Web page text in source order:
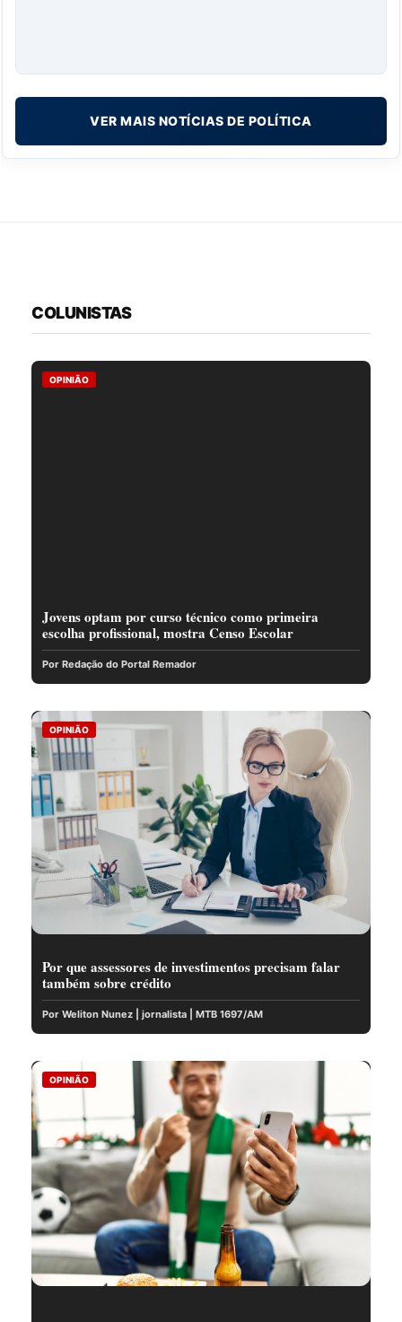
VER MAIS NOTÍCIAS DE POLÍTICA
COLUNISTAS
OPINIÃO
Jovens optam por curso técnico como primeira
escolha profissional, mostra Censo Escolar
Por Redação do Portal Remador
OPINIÃO
Por que assessores de investimentos precisam falar
também sobre crédito
Por Weliton Nunez | jornalista | MTB 1697/AM
OPINIÃO